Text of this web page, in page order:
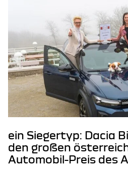
ein Siegertyp: Dacia
den großen
Automobil-Preis des